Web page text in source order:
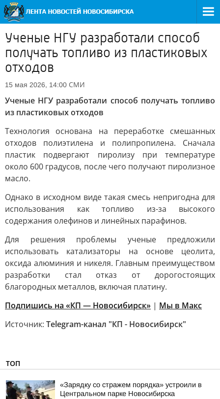
Ученые НГУ разработали способ
получать топливо из пластиковых
отходов
15 мая 2026, 14:00 СМИ
Ученые НГУ разработали способ получать топливо
из пластиковых отходов
Технология основана на переработке смешанных
отходов полиэтилена и полипропилена. Сначала
пластик подвергают пиролизу при температуре
около 600 градусов, после чего получают пиролизное
масло.
Однако в исходном виде такая смесь непригодна для
использования как топливо из-за высокого
содержания олефинов и линейных парафинов.
Для решения проблемы ученые предложили
использовать катализаторы на основе цеолита,
оксида алюминия и никеля. Главным преимуществом
разработки стал отказ от дорогостоящих
благородных металлов, включая платину.
Подпишись на «КП — Новосибирск» | Мы в Mакс
Источник: Telegram-канал "КП - Новосибирск"
ТОП
«Зарядку со стражем порядка» устроили в
Центральном парке Новосибирска